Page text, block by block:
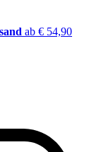
ab € 54,90